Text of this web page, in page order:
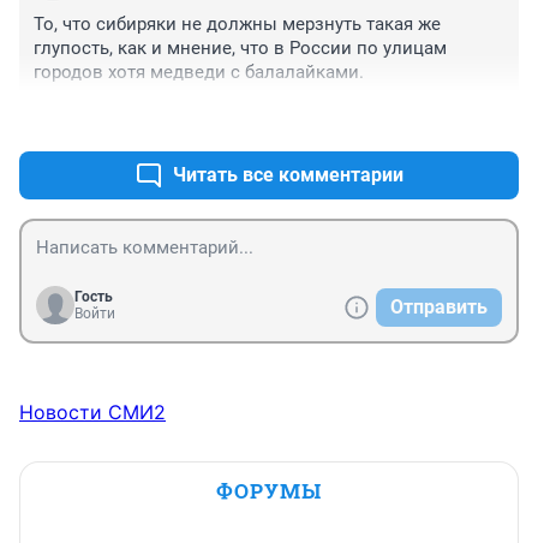
То, что сибиряки не должны мерзнуть такая же
глупость, как и мнение, что в России по улицам
городов хотя медведи с балалайками.
Читать все комментарии
Гость
Войти
Отправить
Новости СМИ2
ФОРУМЫ